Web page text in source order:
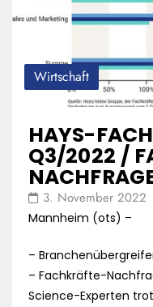
Wirtschaft
HAYS-
Q3/2022 /
3. November 2022
Mannheim (ots) –
–
– Fachkräfte-
Science-Experten